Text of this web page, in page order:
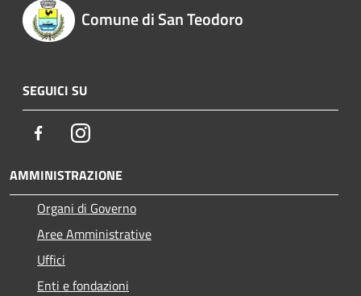
Comune di San Teodoro
SEGUICI SU
FacebookInstagram
AMMINISTRAZIONE
Organi di Governo
Aree Amministrative
Uffici
Enti e fondazioni